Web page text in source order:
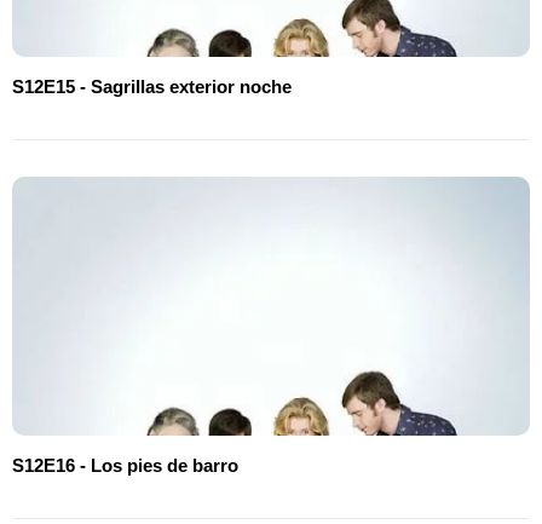
S12E15 - Sagrillas exterior noche
S12E16 - Los pies de barro